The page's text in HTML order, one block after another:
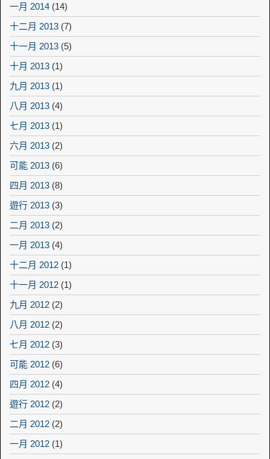
一月 2014 (14)
十二月 2013 (7)
十一月 2013 (5)
十月 2013 (1)
九月 2013 (1)
八月 2013 (4)
七月 2013 (1)
六月 2013 (2)
可能 2013 (6)
四月 2013 (8)
遊行 2013 (3)
二月 2013 (2)
一月 2013 (4)
十二月 2012 (1)
十一月 2012 (1)
九月 2012 (2)
八月 2012 (2)
七月 2012 (3)
可能 2012 (6)
四月 2012 (4)
遊行 2012 (2)
二月 2012 (2)
一月 2012 (1)